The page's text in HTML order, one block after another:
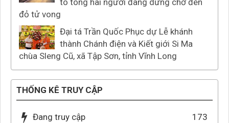
tô tông hai người đang dừng chờ đèn
đỏ tử vong
Đại tá Trần Quốc Phục dự Lễ khánh
thành Chánh điện và Kiết giới Si Ma
chùa Sleng Cũ, xã Tập Sơn, tỉnh Vĩnh Long
THỐNG KÊ TRUY CẬP
Đang truy cập
173